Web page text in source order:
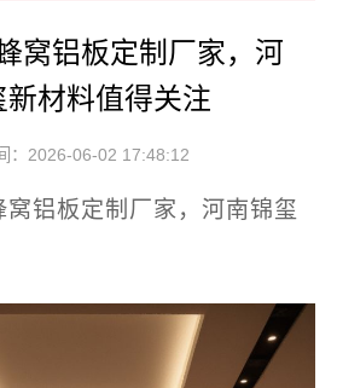
窝铝板定制厂家，河
新材料值得关注
：2026-06-02 17:48:12
窝铝板定制厂家，河南锦玺